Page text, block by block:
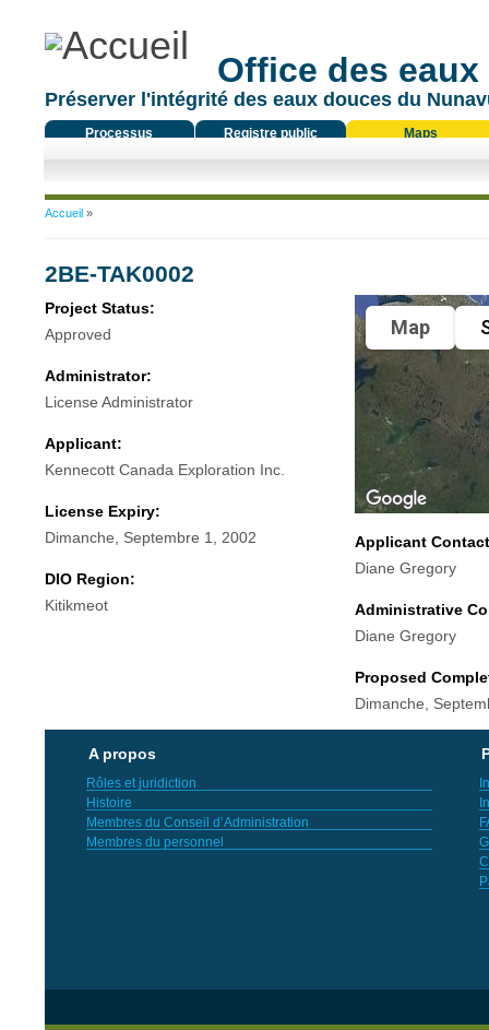
Office des
Préserver l'intégrité des eaux douces du
Processus
Registre public Maps
Vous êtes ici
Accueil»
2BE-TAK0002
Project Status:
Approved
Administrator:
License Administrator
Applicant:
Kennecott Canada Exploration Inc.
License Expiry:
Dimanche, Septembre 1, 2002
DIO Region:
Kitikmeot
Map
Applicant
Diane Gregory
Administrative
Diane Gregory
Proposed
Dimanche,
A propos
Rôles et juridiction
Histoire
Membres du Conseil d’Administration
Membres du personnel